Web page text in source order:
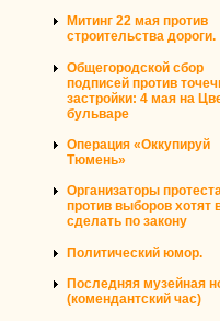
Митинг 22 мая против
строительства дороги.
Общегородской сбор
подписей против
застройки: 4 мая на
бульваре
Операция «Оккупируй
Тюмень»
Организаторы
против выборов хотят
сделать по закону
Политический юмор.
Последняя музейная
(комендантский час)